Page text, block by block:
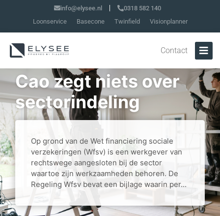
info@elysee.nl
0318 582 140
Loonservice
Basecone Twinfield Visionplanner
Contact
Cao zegt niets over
sectorindeling
Op grond van de Wet financiering sociale
verzekeringen (Wfsv) is een werkgever van
rechtswege aangesloten bij de sector
waartoe zijn werkzaamheden behoren. De
Regeling Wfsv bevat een bijlage waarin per...